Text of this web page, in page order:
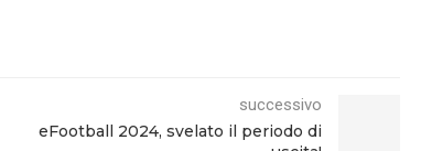
successivo
eFootball 2024, svelato il periodo di